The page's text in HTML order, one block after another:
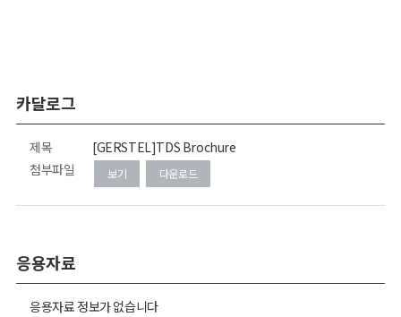
카달로그
제목
[GERSTEL]TDS Brochure
첨부파일
보기 다운로드
응용자료
응용자료 정보가 없습니다